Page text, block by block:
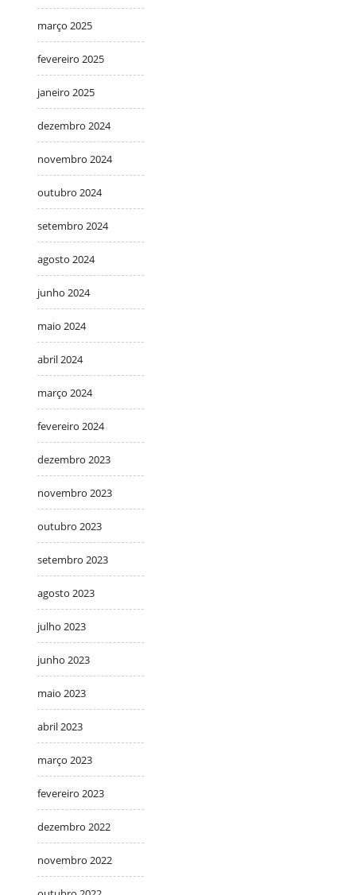
março 2025
fevereiro 2025
janeiro 2025
dezembro 2024
novembro 2024
outubro 2024
setembro 2024
agosto 2024
junho 2024
maio 2024
abril 2024
março 2024
fevereiro 2024
dezembro 2023
novembro 2023
outubro 2023
setembro 2023
agosto 2023
julho 2023
junho 2023
maio 2023
abril 2023
março 2023
fevereiro 2023
dezembro 2022
novembro 2022